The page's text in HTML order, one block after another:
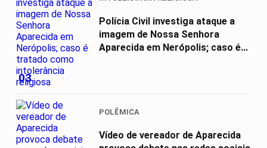
03
Polícia Civil investiga ataque a
imagem de Nossa Senhora
Aparecida em Nerópolis; caso é...
POLÊMICA
Vídeo de vereador de Aparecida